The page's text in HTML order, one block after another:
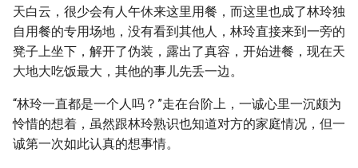
天白云，很少会有人午休来这里用餐，而这里也成了林玲独
自用餐的专用场地，没有看到其他人，林玲直接来到一旁的
凳子上坐下，解开了伪装，露出了真容，开始进餐，现在天
大地大吃饭最大，其他的事儿先丢一边。
“林玲一直都是一个人吗？”走在台阶上，一诚心里一沉颇为
怜惜的想着，虽然跟林玲熟识也知道对方的家庭情况，但一
诚第一次如此认真的想事情。